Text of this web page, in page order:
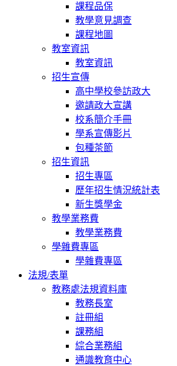
課程品保
教學意見調查
課程地圖
教室資訊
教室資訊
招生宣傳
高中學校參訪政大
邀請政大宣講
校系簡介手冊
學系宣傳影片
包種茶節
招生資訊
招生專區
歷年招生情況統計表
新生獎學金
教學業務費
教學業務費
學雜費專區
學雜費專區
法規/表單
教務處法規資料庫
教務長室
註冊組
課務組
綜合業務組
通識教育中心